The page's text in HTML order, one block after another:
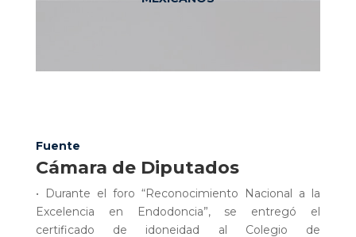
Fuente
Cámara de Diputados
• Durante el foro “Reconocimiento Nacional a la
Excelencia en Endodoncia”, se entregó el
certificado de idoneidad al Colegio de